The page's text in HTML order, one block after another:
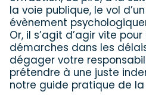
la voie publique, le vol
évènement
Or, il s’agit d’agir vite
démarches dans les
dégager votre
prétendre à une juste
notre guide pratique de